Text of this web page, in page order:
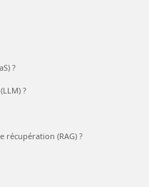
?
?
récupération (RAG) ?